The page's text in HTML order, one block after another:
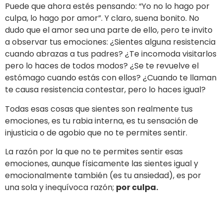
Puede que ahora estés pensando: “Yo no lo hago por
culpa, lo hago por amor”. Y claro, suena bonito. No
dudo que el amor sea una parte de ello, pero te invito
a observar tus emociones: ¿Sientes alguna resistencia
cuando abrazas a tus padres? ¿Te incomoda visitarlos
pero lo haces de todos modos? ¿Se te revuelve el
estómago cuando estás con ellos? ¿Cuando te llaman
te causa resistencia contestar, pero lo haces igual?
Todas esas cosas que sientes son realmente tus
emociones, es tu rabia interna, es tu sensación de
injusticia o de agobio que no te permites sentir.
La razón por la que no te permites sentir esas
emociones, aunque físicamente las sientes igual y
emocionalmente también (es tu ansiedad), es por
una sola y inequívoca razón; por culpa.